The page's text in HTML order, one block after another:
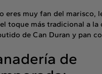
eres muy fan del marisco,
toque más tradicional a la
de Can Duran y pan
de